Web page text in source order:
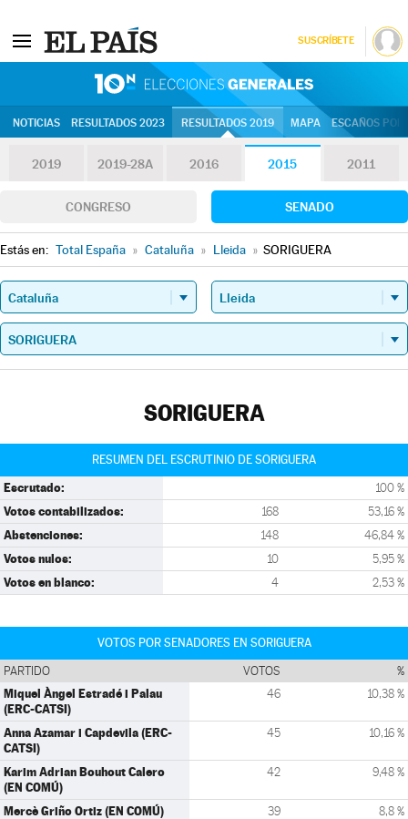
SUSCRÍBETE
NOTICIAS RESULTADOS 2023 RESULTADOS 2019 MAPA ESCAÑOS
2019 2019-28A 2016 2015 2011
CONGRESO SENADO
Estás en: Total España » Cataluña » Lleida » SORIGUERA
SORIGUERA
RESUMEN DEL ESCRUTINIO DE SORIGUERA
Escrutado: 100 %
Votos contabilizados: 168 53,16 %
Abstenciones: 148 46,84 %
Votos nulos: 10 5,95 %
Votos en blanco: 4 2,53 %
VOTOS POR SENADORES EN SORIGUERA
PARTIDO VOTOS %
Miquel Àngel Estradé i Palau
(ERC-CATSI)
46 10,38 %
Anna Azamar i Capdevila (ERC-
CATSI)
45 10,16 %
Karim Adrian Bouhout Calero
(EN COMÚ)
42 9,48 %
Mercè Griño Ortiz (EN COMÚ) 39 8,8 %